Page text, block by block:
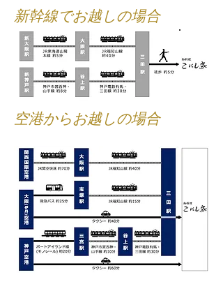
​新幹線でお越しの場合
​空港からお越しの場合